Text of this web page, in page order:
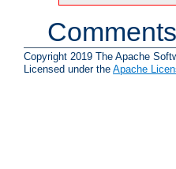
Copyright 2019 The Apache
Licensed under the Apache